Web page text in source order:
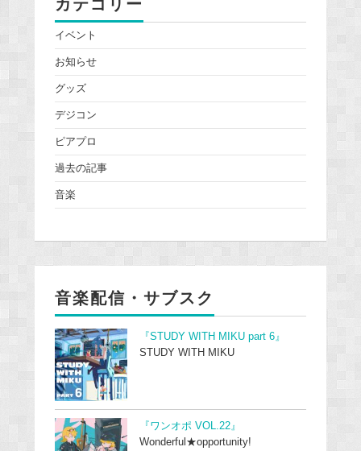
カテゴリー
イベント
お知らせ
グッズ
デジコン
ピアプロ
過去の記事
音楽
音楽配信・サブスク
『STUDY WITH MIKU part 6』
STUDY WITH MIKU
『ワンオポ VOL.22』
Wonderful★opportunity!